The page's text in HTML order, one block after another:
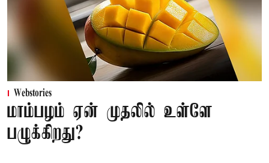
Webstories
மாம்பழம் ஏன் முதலில் உள்ளே
பழுக்கிறது?